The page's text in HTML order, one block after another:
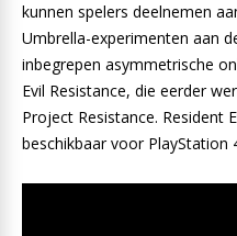
kunnen spelers deelnemen
Umbrella-experimenten aan
inbegrepen asymmetrische
Evil Resistance, die eerder
Project Resistance. Resident
beschikbaar voor PlayStation